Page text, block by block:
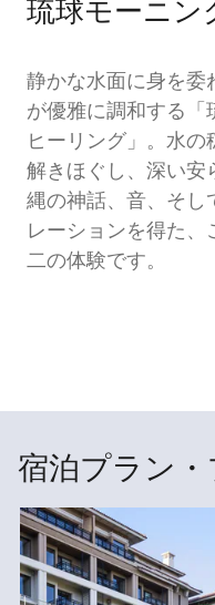
琉球モーニン
静かな水面に身を委
が優雅に調和する「
ヒーリング」。水の
解きほぐし、深い安
縄の神話、音、そし
レーションを得た、
二の体験です。
宿泊プラン